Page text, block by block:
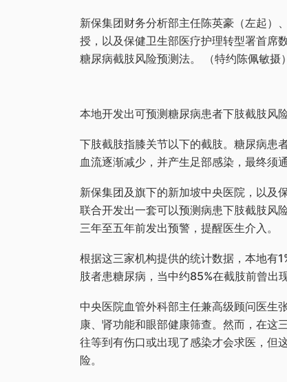
新保集团财务分析部主任陈英豪（左起）
授，以及保健卫生部医疗护理转型署首席
糖尿病截肢风险预测法。 （特约陈佩敏摄）
本地开发出可预测糖尿病患者下肢截肢风
下肢截肢指膝关节以下的截肢。糖尿病患
血流逐渐减少，并产生足部感染，最终须
新保集团及旗下的新加坡中央医院，以及
联合开发出一套可以预测病患下肢截肢风
三年至五年前发出预警，提醒医生介入。
根据这三家机构提供的统计数据，本地有
肢者患糖尿病，当中约85%在截肢前曾出
中央医院血管外科部主任兼高级顾问医生
康、肾功能和眼部健康筛查。然而，在这
往等到有伤口或出现了感染才会求医，但
险。